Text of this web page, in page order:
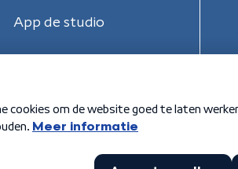
App de studio